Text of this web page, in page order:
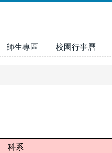
師生專區 校園行事曆
科系